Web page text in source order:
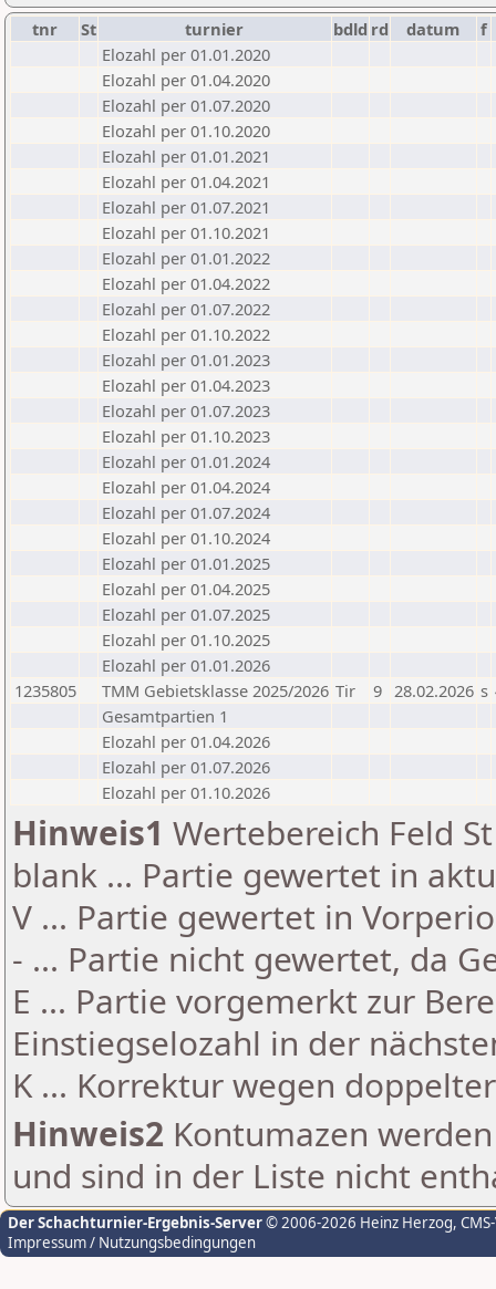
tnr St turnier bdld rd datum
f
Elozahl per 01.01.2020
Elozahl per 01.04.2020
Elozahl per 01.07.2020
Elozahl per 01.10.2020
Elozahl per 01.01.2021
Elozahl per 01.04.2021
Elozahl per 01.07.2021
Elozahl per 01.10.2021
Elozahl per 01.01.2022
Elozahl per 01.04.2022
Elozahl per 01.07.2022
Elozahl per 01.10.2022
Elozahl per 01.01.2023
Elozahl per 01.04.2023
Elozahl per 01.07.2023
Elozahl per 01.10.2023
Elozahl per 01.01.2024
Elozahl per 01.04.2024
Elozahl per 01.07.2024
Elozahl per 01.10.2024
Elozahl per 01.01.2025
Elozahl per 01.04.2025
Elozahl per 01.07.2025
Elozahl per 01.10.2025
Elozahl per 01.01.2026
1235805
TMM Gebietsklasse 2025/2026 Tir 9 28.02.2026 s
Gesamtpartien 1
Elozahl per 01.04.2026
Elozahl per 01.07.2026
Elozahl per 01.10.2026
Hinweis1 Wertebereich Feld
blank ... Partie gewertet in
V ... Partie gewertet in
- ... Partie nicht gewertet, da
E ... Partie vorgemerkt zur
Einstiegselozahl in der
K ... Korrektur wegen
Hinweis2 Kontumazen
und sind in der Liste nicht
Der Schachturnier-Ergebnis-Server© 2006-2026 Heinz Herzog,
Impressum / Nutzungsbedingungen